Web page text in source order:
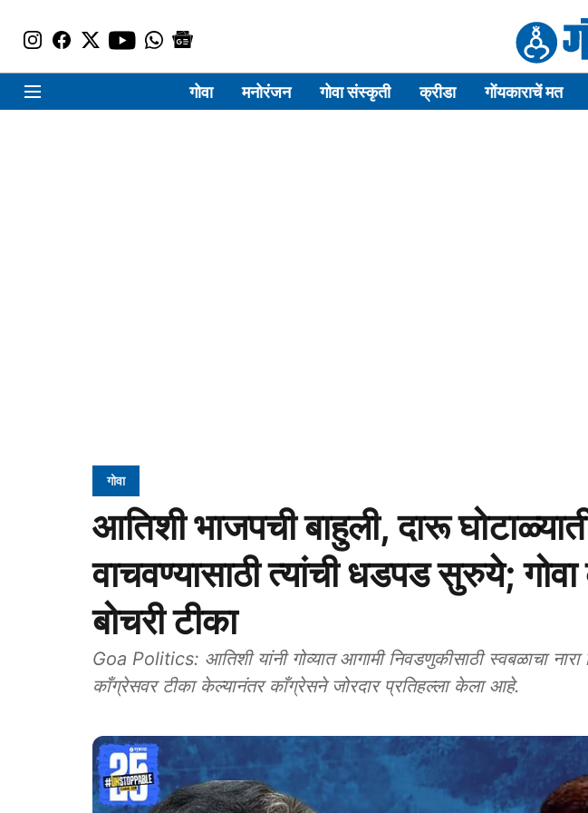
गोवा मनोरंजन गोवा संस्कृती क्रीडा गोंयकाराचें मत
गोवा
आतिशी भाजपची बाहुली, दारू
वाचवण्यासाठी त्यांची धडपड सुरुये;
बोचरी टीका
Goa Politics: आतिशी यांनी गोव्यात आगामी निवडणुकीसाठी स्वबळाचा
काँग्रेसवर टीका केल्यानंतर काँग्रेसने जोरदार प्रतिहल्ला केला आहे.